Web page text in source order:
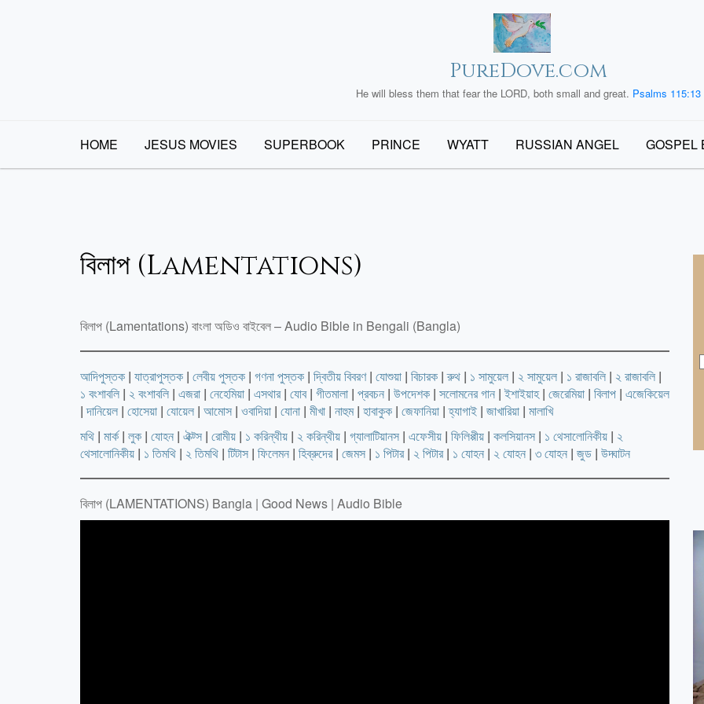
PureDove.com
He will bless them that fear the LORD, both small and great. Psalms 115:13
HOME JESUS MOVIES SUPERBOOK PRINCE WYATT RUSSIAN ANGEL GOSPEL
বিলাপ (Lamentations)
বিলাপ (Lamentations) বাংলা অডিও বাইবেল – Audio Bible in Bengali (Bangla)
আদিপুস্তক | যাত্রাপুস্তক | লেবীয় পুস্তক | গণনা পুস্তক | দ্বিতীয় বিবরণ | যোশুয়া | বিচারক | রুথ | ১ সামুয়েল | ২ সামুয়েল | ১ রাজাবলি | ২ রাজাবলি |
১ বংশাবলি | ২ বংশাবলি | এজরা | নেহেমিয়া | এসথার | যোব | গীতমালা | প্রবচন | উপদেশক | সলোমনের গান | ইশাইয়াহ | জেরেমিয়া | বিলাপ | এজেকিয়েল
| দানিয়েল | হোসেয়া | যোয়েল | আমোস | ওবাদিয়া | যোনা | মীখা | নাহুম | হাবাকুক | জেফানিয়া | হ্যাগাই | জাখারিয়া | মালাখি
মথি | মার্ক | লুক | যোহন | ঐক্ট্স | রোমীয় | ১ করিন্থীয় | ২ করিন্থীয় | গ্যালাটিয়ানস | এফেসীয় | ফিলিপ্পীয় | কলসিয়ানস | ১ থেসালোনিকীয় | ২
থেসালোনিকীয় | ১ তিমথি | ২ তিমথি | টিটাস | ফিলেমন | হিব্রুদের | জেমস | ১ পিটার | ২ পিটার | ১ যোহন | ২ যোহন | ৩ যোহন | জুড | উদ্ঘাটন
বিলাপ (LAMENTATIONS) Bangla | Good News | Audio Bible